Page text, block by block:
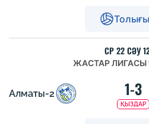
СР 22 СӘУ
ЖАСТАР ЛИГАСЫ
Алматы-2 1-3
ҚЫЗДАР